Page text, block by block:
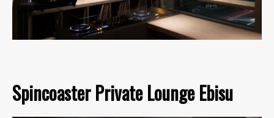
Spincoaster Private Lounge Ebisu